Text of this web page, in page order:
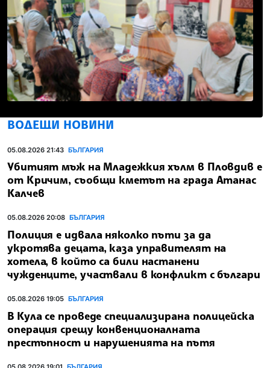
ВОДЕЩИ НОВИНИ
05.08.2026 21:43 БЪЛГАРИЯ
Убитият мъж на Младежкия хълм в Пловдив е
от Кричим, съобщи кметът на града Атанас
Калчев
05.08.2026 20:08 БЪЛГАРИЯ
Полиция е идвала няколко пъти за да
укротява децата, каза управителят на
хотела, в който са били настанени
чужденците, участвали в конфликт с българи
05.08.2026 19:05 БЪЛГАРИЯ
В Кула се проведе специализирана полицейска
операция срещу конвенционалната
престъпност и нарушенията на пътя